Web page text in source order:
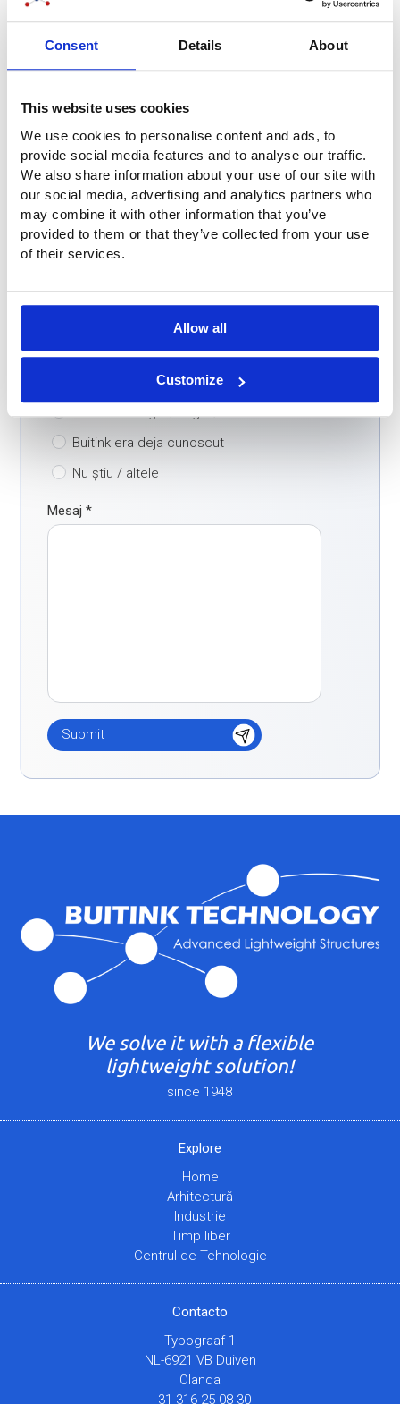
Consent Details About
This website uses cookies
We use cookies to personalise content and ads, to
provide social media features and to analyse our traffic.
We also share information about your use of our site with
our social media, advertising and analytics partners who
may combine it with other information that you’ve
provided to them or that they’ve collected from your use
of their services.
Allow all
Customize
Telefon*
E-mail
Cum ați găsit compania noastră?*
Motor de căutare
ChatGPT / AI
LinkedIn/ social media
Buitink era deja cunoscut
Nu știu / altele
Mesaj*
We solve it with a flexible
lightweight solution!
since 1948
Explore
Home
Arhitectură
Industrie
Timp liber
Centrul de Tehnologie
Contacto
Typograaf 1
NL-6921 VB Duiven
Olanda
+31 316 25 08 30